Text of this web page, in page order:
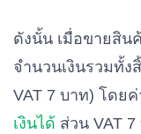
ดังนั้น เมื่อขายสิน
จำนวนเงินรวมทั้ง
VAT 7 บาท) โดย
เงินได้ ส่วน VAT